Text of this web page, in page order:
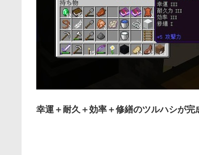
幸運＋耐久＋効率＋修繕のツルハシが完